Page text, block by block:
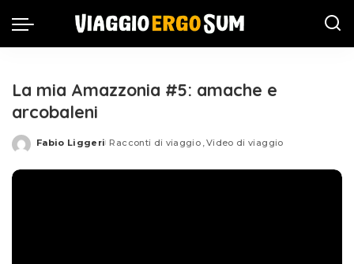
La mia Amazzonia #5: amache e
arcobaleni
Posted
Fabio Liggeri Racconti di viaggio Video di viaggio